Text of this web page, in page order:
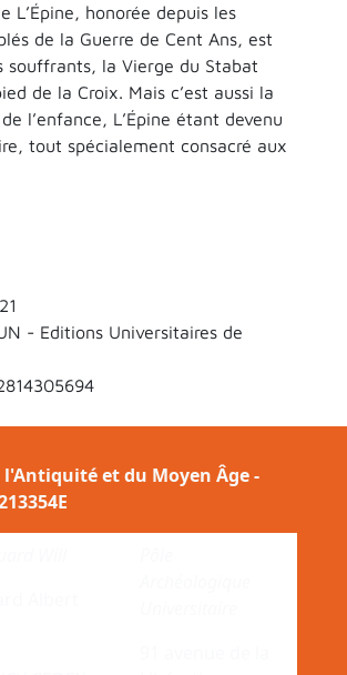
L’Épine, honorée depuis les
de la Guerre de Cent Ans, est
souffrants, la Vierge du Stabat
de la Croix. Mais c’est aussi la
l’enfance, L’Épine étant devenu
tout spécialement consacré aux
- Editions Universitaires de
l'Antiquité et du Moyen Âge -